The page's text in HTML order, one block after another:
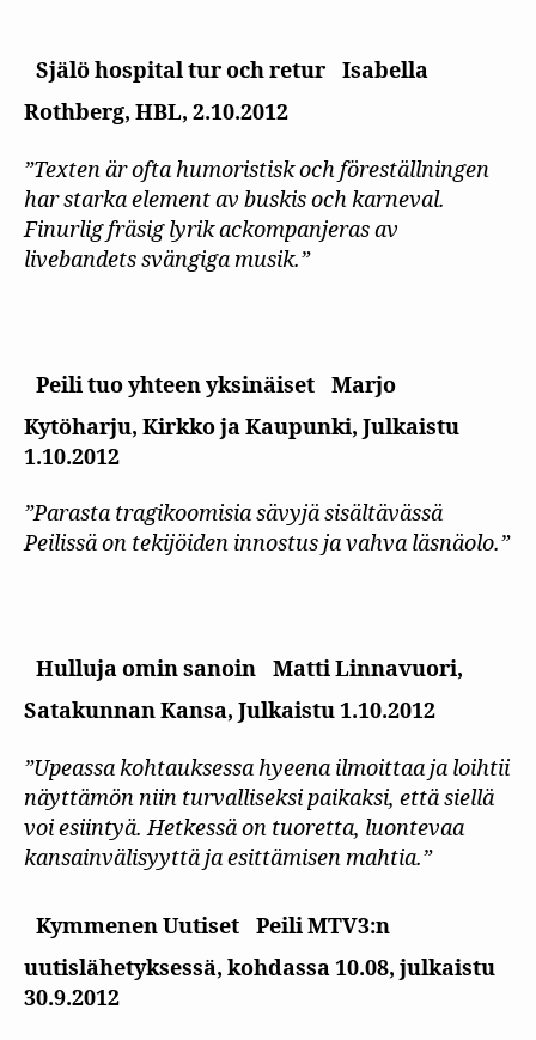
Själö hospital tur och retur
Isabella
Rothberg, HBL, 2.10.2012
”Texten är ofta humoristisk och föreställningen
har starka element av buskis och karneval.
Finurlig fräsig lyrik ackompanjeras av
livebandets svängiga musik.”
Peili tuo yhteen yksinäiset
Marjo
Kytöharju, Kirkko ja Kaupunki, Julkaistu
1.10.2012
”Parasta tragikoomisia sävyjä sisältävässä
Peilissä on tekijöiden innostus ja vahva läsnäolo.”
Hulluja omin sanoin
Matti Linnavuori,
Satakunnan Kansa, Julkaistu 1.10.2012
”Upeassa kohtauksessa hyeena ilmoittaa ja loihtii
näyttämön niin turvalliseksi paikaksi, että siellä
voi esiintyä. Hetkessä on tuoretta, luontevaa
kansainvälisyyttä ja esittämisen mahtia.”
Kymmenen Uutiset
Peili MTV3:n
uutislähetyksessä, kohdassa 10.08, julkaistu
30.9.2012